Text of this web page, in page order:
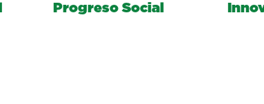
Progreso Social